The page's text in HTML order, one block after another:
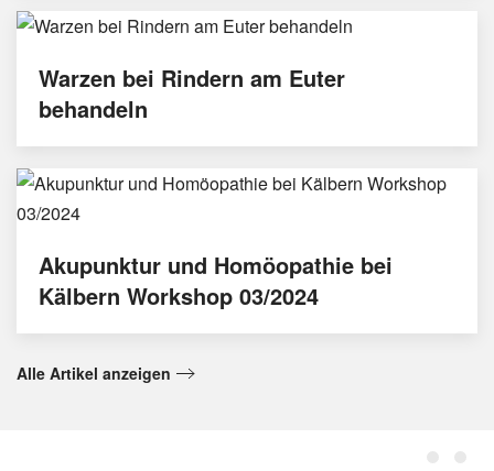
Warzen bei Rindern am Euter
behandeln
Akupunktur und Homöopathie bei
Kälbern Workshop 03/2024
Alle Artikel anzeigen